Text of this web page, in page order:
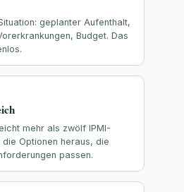
geplanter Aufenthalt,
Budget. Das
mehr als zwölf IPMI-
Optionen heraus, die
passen.